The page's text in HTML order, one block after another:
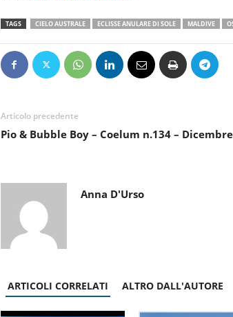
TAGS CIELO AUSTRALE ECLISSE ANULARE DI SOLE MALDIVE
Articolo precedente
Pio & Bubble Boy – Coelum n.134 –
Anna D'Urso
ARTICOLI CORRELATI ALTRO DALL'AUTORE